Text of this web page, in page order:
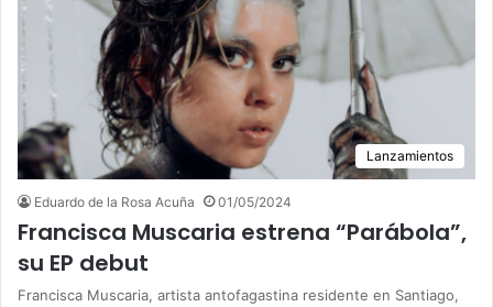
Lanzamientos
Eduardo de la Rosa Acuña 01/05/2024
Francisca Muscaria estrena “Parábola”,
su EP debut
Francisca Muscaria, artista antofagastina residente en Santiago,